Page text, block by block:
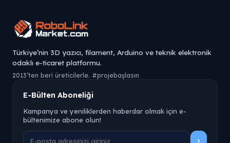
Türkiye’nin 3D yazıcı, filament, Arduino ve teknik elektronik
odaklı e-ticaret platformu.
2013’ten beri üreticilerle. #projebaşlasın
E-Bülten Aboneliği
Kampanya ve yeniliklerden haberdar olmak için e-
bültenimize abone olun!